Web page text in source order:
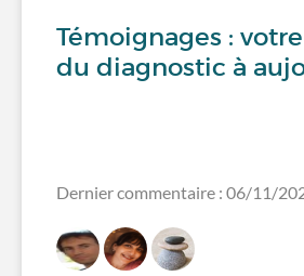
Témoignages :
du diagnostic à
Dernier commentaire : 06/11/